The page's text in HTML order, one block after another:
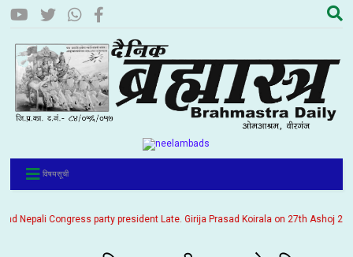
विषयसूची
Congress party president Late. Girija Prasad Koirala on 27th Ashoj